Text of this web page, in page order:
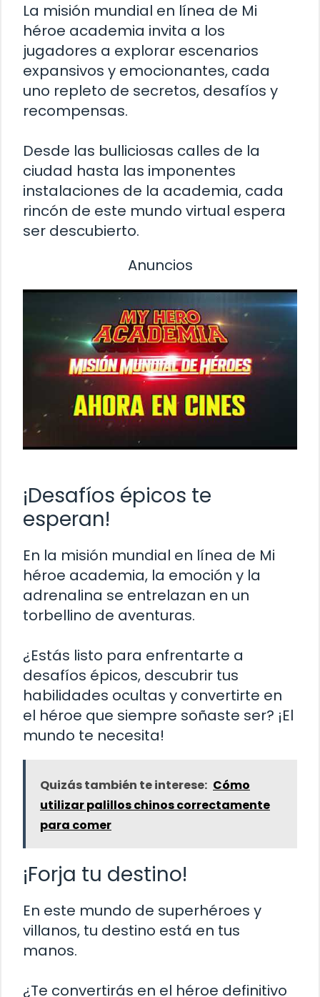
La misión mundial en línea de Mi
héroe academia invita a los
jugadores a explorar escenarios
expansivos y emocionantes, cada
uno repleto de secretos, desafíos y
recompensas.
Desde las bulliciosas calles de la
ciudad hasta las imponentes
instalaciones de la academia, cada
rincón de este mundo virtual espera
ser descubierto.
Anuncios
¡Desafíos épicos te
esperan!
En la misión mundial en línea de Mi
héroe academia, la emoción y la
adrenalina se entrelazan en un
torbellino de aventuras.
¿Estás listo para enfrentarte a
desafíos épicos, descubrir tus
habilidades ocultas y convertirte en
el héroe que siempre soñaste ser? ¡El
mundo te necesita!
Quizás también te interese: Cómo
utilizar palillos chinos correctamente
para comer
¡Forja tu destino!
En este mundo de superhéroes y
villanos, tu destino está en tus
manos.
¿Te convertirás en el héroe definitivo